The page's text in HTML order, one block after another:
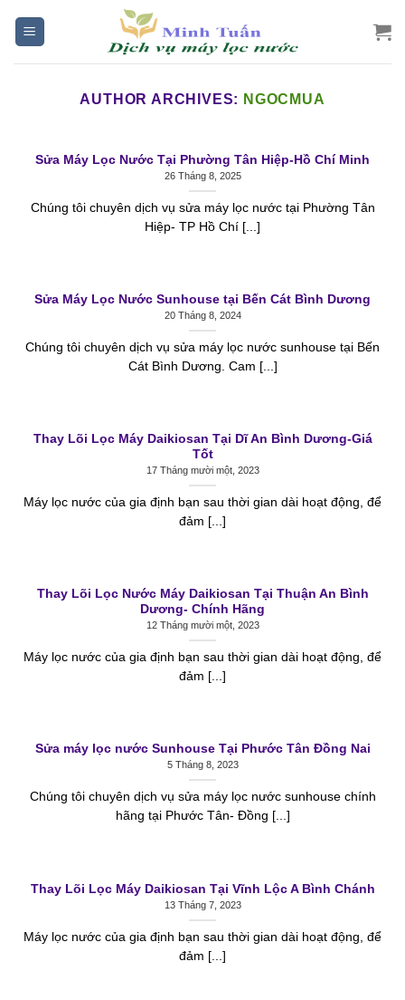
AUTHOR ARCHIVES: NGOCMUA
Sửa Máy Lọc Nước Tại Phường Tân Hiệp-Hồ Chí Minh
26 Tháng 8, 2025
Chúng tôi chuyên dịch vụ sửa máy lọc nước tại Phường Tân
Hiệp- TP Hồ Chí [...]
Sửa Máy Lọc Nước Sunhouse tại Bến Cát Bình Dương
20 Tháng 8, 2024
Chúng tôi chuyên dịch vụ sửa máy lọc nước sunhouse tại Bến
Cát Bình Dương. Cam [...]
Thay Lõi Lọc Máy Daikiosan Tại Dĩ An Bình Dương-Giá
Tốt
17 Tháng mười một, 2023
Máy lọc nước của gia định bạn sau thời gian dài hoạt động, để
đảm [...]
Thay Lõi Lọc Nước Máy Daikiosan Tại Thuận An Bình
Dương- Chính Hãng
12 Tháng mười một, 2023
Máy lọc nước của gia định bạn sau thời gian dài hoạt động, để
đảm [...]
Sửa máy lọc nước Sunhouse Tại Phước Tân Đồng Nai
5 Tháng 8, 2023
Chúng tôi chuyên dịch vụ sửa máy lọc nước sunhouse chính
hãng tại Phước Tân- Đồng [...]
Thay Lõi Lọc Máy Daikiosan Tại Vĩnh Lộc A Bình Chánh
13 Tháng 7, 2023
Máy lọc nước của gia định bạn sau thời gian dài hoạt động, để
đảm [...]